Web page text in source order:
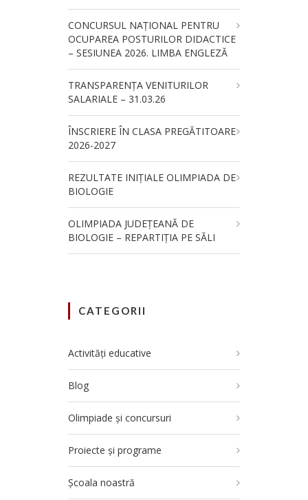
CONCURSUL NAŢIONAL PENTRU
OCUPAREA POSTURILOR DIDACTICE
– SESIUNEA 2026. LIMBA ENGLEZĂ
TRANSPARENȚA VENITURILOR
SALARIALE – 31.03.26
ÎNSCRIERE ÎN CLASA PREGĂTITOARE
2026-2027
REZULTATE INIȚIALE OLIMPIADA DE
BIOLOGIE
OLIMPIADA JUDEȚEANĂ DE
BIOLOGIE – REPARTIȚIA PE SĂLI
CATEGORII
Activități educative
Blog
Olimpiade și concursuri
Proiecte și programe
Școala noastră